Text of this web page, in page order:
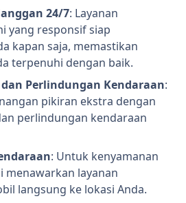
24/7: Layanan
yang responsif siap
kapan saja, memastikan
terpenuhi dengan baik.
Perlindungan Kendaraan:
pikiran ekstra dengan
perlindungan kendaraan
: Untuk kenyamanan
menawarkan layanan
langsung ke lokasi Anda.